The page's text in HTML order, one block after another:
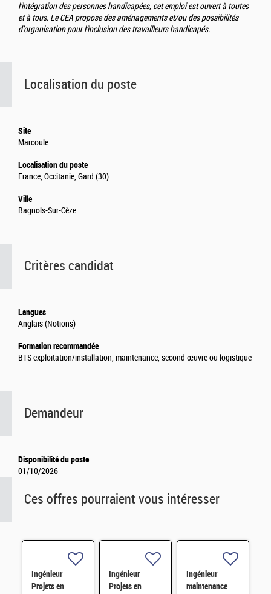
l'intégration des personnes handicapées, cet emploi est ouvert à toutes
et à tous. Le CEA propose des aménagements et/ou des possibilités
d'organisation pour l’inclusion des travailleurs handicapés.
Localisation du poste
Site
Marcoule
Localisation du poste
France, Occitanie, Gard (30)
Ville
Bagnols-Sur-Cèze
Critères candidat
Langues
Anglais (Notions)
Formation recommandée
BTS exploitation/installation, maintenance, second œuvre ou logistique
Demandeur
Disponibilité du poste
01/10/2026
Ces offres pourraient vous intéresser
Ingénieur
Projets en
Ingénieur
Projets en
Ingénieur
maintenance